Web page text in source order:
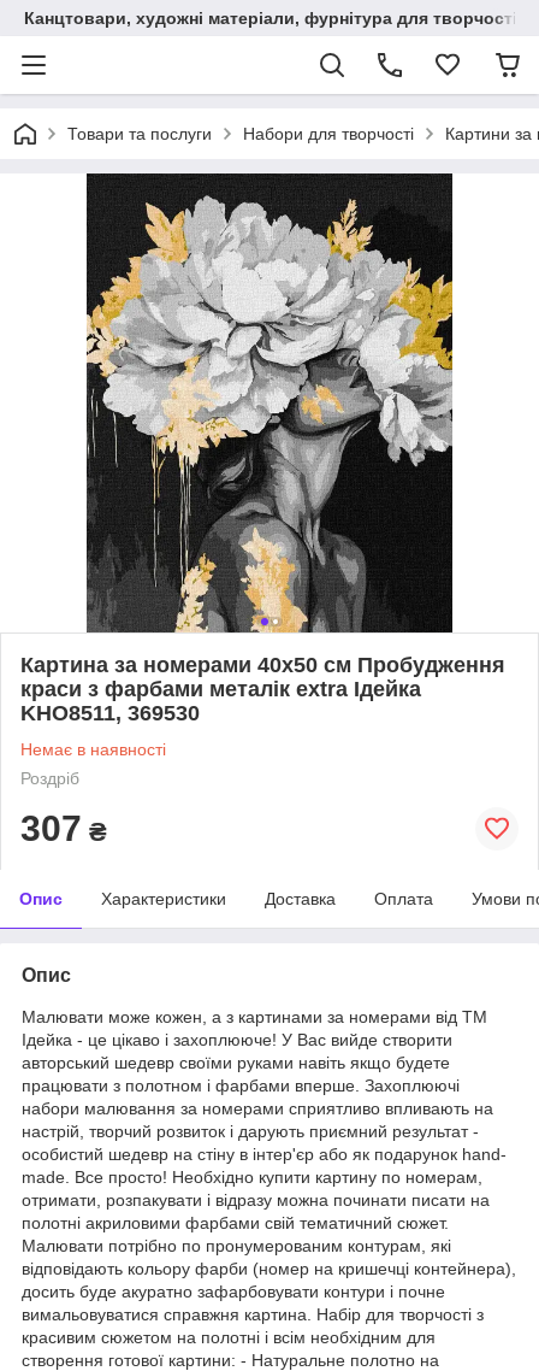
Канцтовари, художні матеріали, фурнітура для творчості
Товари та послуги Набори для творчості Картини
Картина за номерами 40x50 см Пробудження
краси з фарбами металік extra Ідейка
KHO8511, 369530
Немає в наявності
Роздріб
307 ₴
Опис Характеристики Доставка Оплата Умови
Опис
Малювати може кожен, а з картинами за номерами від ТМ
Ідейка - це цікаво і захоплююче! У Вас вийде створити
авторський шедевр своїми руками навіть якщо будете
працювати з полотном і фарбами вперше. Захоплюючі
набори малювання за номерами сприятливо впливають на
настрій, творчий розвиток і дарують приємний результат -
особистий шедевр на стіну в інтер'єр або як подарунок hand-
made. Все просто! Необхідно купити картину по номерам,
отримати, розпакувати і відразу можна починати писати на
полотні акриловими фарбами свій тематичний сюжет.
Малювати потрібно по пронумерованим контурам, які
відповідають кольору фарби (номер на кришечці контейнера),
досить буде акуратно зафарбовувати контури і почне
вимальовуватися справжня картина. Набір для творчості з
красивим сюжетом на полотні і всім необхідним для
створення готової картини: - Натуральне полотно на